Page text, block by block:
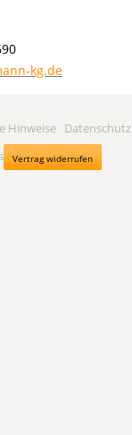
kg.de
Hinweise Datenschutz
Vertrag widerrufen